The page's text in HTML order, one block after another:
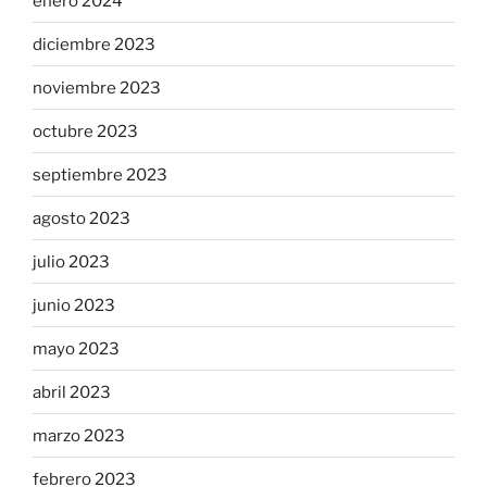
diciembre 2023
noviembre 2023
octubre 2023
septiembre 2023
agosto 2023
julio 2023
junio 2023
mayo 2023
abril 2023
marzo 2023
febrero 2023